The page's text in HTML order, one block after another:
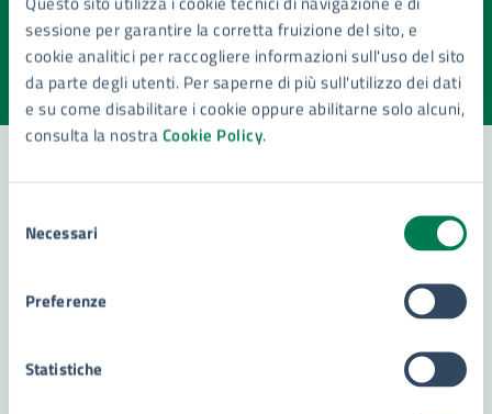
sessione per garantire la corretta fruizione del sito, e
cookie analitici per raccogliere informazioni sull'uso del sito
da parte degli utenti. Per saperne di più sull'utilizzo dei dati
e su come disabilitare i cookie oppure abilitarne solo alcuni,
consulta la nostraCookie Policy.
delNecessari
Preferenze
Statistiche
pagina?
Valuta la chiarezza delle informazioni (da 1 a 5 stelle)
Seleziona il numero di stelle per valutare la chiarezza delle
Valuta 5 stelle su 5
Valuta 4 stelle su 5
Valuta 3 stelle su 5
Valuta 2 stelle su 5
Valuta 1 stelle su 5
Contatta il comune
Richiedi assistenza